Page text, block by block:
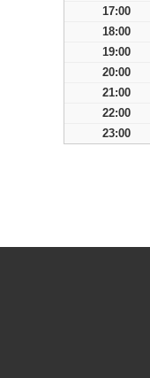
17:00
18:00
19:00
20:00
21:00
22:00
23:00